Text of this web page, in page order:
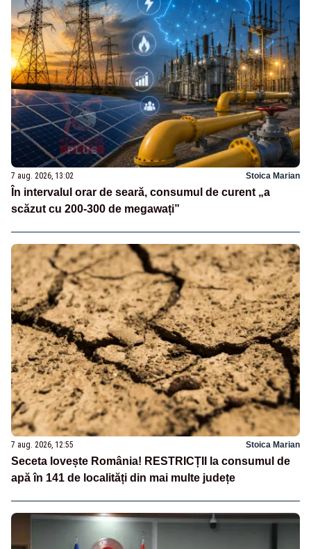
7 aug. 2026, 13:02 Stoica Marian
În intervalul orar de seară, consumul de curent „a
scăzut cu 200-300 de megawați”
7 aug. 2026, 12:55 Stoica Marian
Seceta lovește România! RESTRICȚII la consumul de
apă în 141 de localități din mai multe județe